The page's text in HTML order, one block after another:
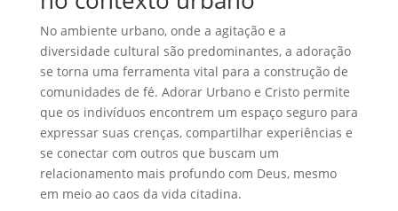
No ambiente urbano, onde a agitação e a
diversidade cultural são predominantes, a adoração
se torna uma ferramenta vital para a construção de
comunidades de fé. Adorar Urbano e Cristo permite
que os indivíduos encontrem um espaço seguro para
expressar suas crenças, compartilhar experiências e
se conectar com outros que buscam um
relacionamento mais profundo com Deus, mesmo
em meio ao caos da vida citadina.